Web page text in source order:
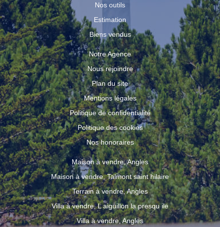
Nos outils
Estimation
Biens vendus
Notre Agence
Nous rejoindre
Plan du site
Mentions légales
Politique de confidentialité
Politique des cookies
Nos honoraires
Maison à vendre, Angles
Maison à vendre, Talmont saint hilaire
Terrain à vendre, Angles
Villa à vendre, L aiguillon la presqu ile
Villa à vendre, Angles